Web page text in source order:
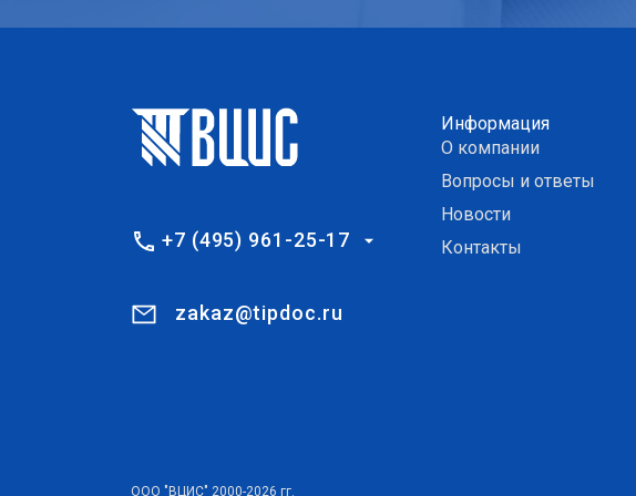
+7 (495) 961-25-17
zakaz@tipdoc.ru
Информация
О компании
Вопросы и ответы
Новости
Контакты
ООО "ВЦИС" 2000-2026 гг.